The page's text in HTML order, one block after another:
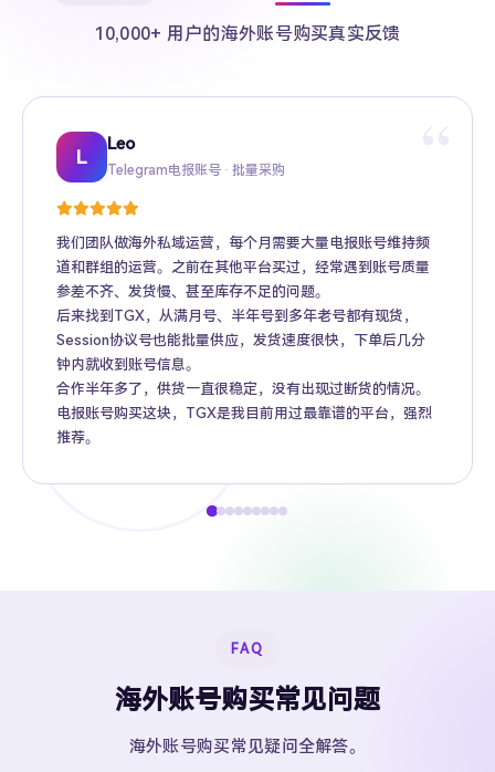
10,000+ 用户的海外账号购买真实反馈
L
Leo
Telegram电报账号 · 批量采购
我们团队做海外私域运营，每个月需要大量电报账号维持频
道和群组的运营。之前在其他平台买过，经常遇到账号质量
参差不齐、发货慢、甚至库存不足的问题。
后来找到TGX，从满月号、半年号到多年老号都有现货，
Session协议号也能批量供应，发货速度很快，下单后几分
钟内就收到账号信息。
合作半年多了，供货一直很稳定，没有出现过断货的情况。
电报账号购买这块，TGX是我目前用过最靠谱的平台，强烈
推荐。
Sarah
Twitter推特高粉号 · Web3项目推广
Kevin
TikTok账号 · 跨境电商矩阵运营
Mike
Facebook广告账号 · 跨境广告投放
Amy
Instagram账号 · 品牌海外推广
Daniel
Gmail账号 · Apple ID · AI工具账号
Jason
YouTube账号 · 内容变现
Wing
Telegram Premium代充 · 个人用户
Richard
海外账号批发 · MCN机构
FAQ
海外账号购买常见问题
海外账号购买常见疑问全解答。